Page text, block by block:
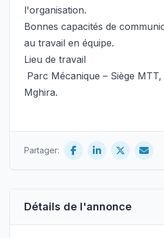
Détails de l'annonce
l'organisation.
Bonnes capacités de
au travail en équipe.
Lieu de travail
Parc Mécanique – Siège
Mghira.
Partager: